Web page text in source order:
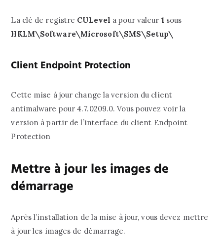
La clé de registre CULevel a pour valeur 1 sous
HKLM\Software\Microsoft\SMS\Setup\
Client Endpoint Protection
Cette mise à jour change la version du client
antimalware pour 4.7.0209.0. Vous pouvez voir la
version à partir de l’interface du client Endpoint
Protection
Mettre à jour les images de
démarrage
Après l’installation de la mise à jour, vous devez mettre
à jour les images de démarrage.